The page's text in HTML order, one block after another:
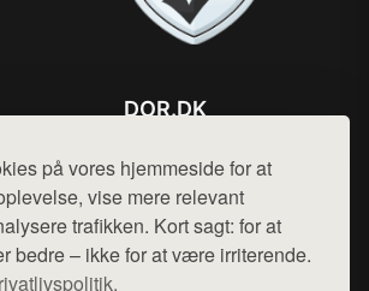
på vores hjemmeside for at
vise mere relevant
trafikken. Kort sagt: for at
bedre – ikke for at være irriterende.
DOR.DK
Mail: hej@want.dk
Cookie- og privatlivspolitik